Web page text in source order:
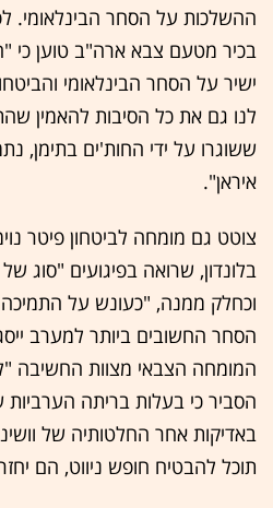
ההשלכות על הסחר הבינלאומי.
בכיר מטעם צבא ארה"ב טוען כי
ישיר על הסחר הבינלאומי
לנו גם את כל הסיבות להאמין
ששוגרו על ידי החות'ים בתימן,
איראן".
בלונדון, שרואה בפיגועים "סוג
וכחלק ממנה, "כעונש על
הסחר החשובים ביותר למערב
המומחה הצבאי מצוות החשיבה
הסביר כי בעלות בריתה
באדיקות אחר החלטותיה של
תוכל להבטיח חופש ניווט, הם